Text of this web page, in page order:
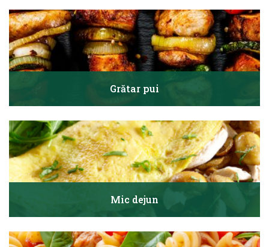
Grătar pui
Mic dejun